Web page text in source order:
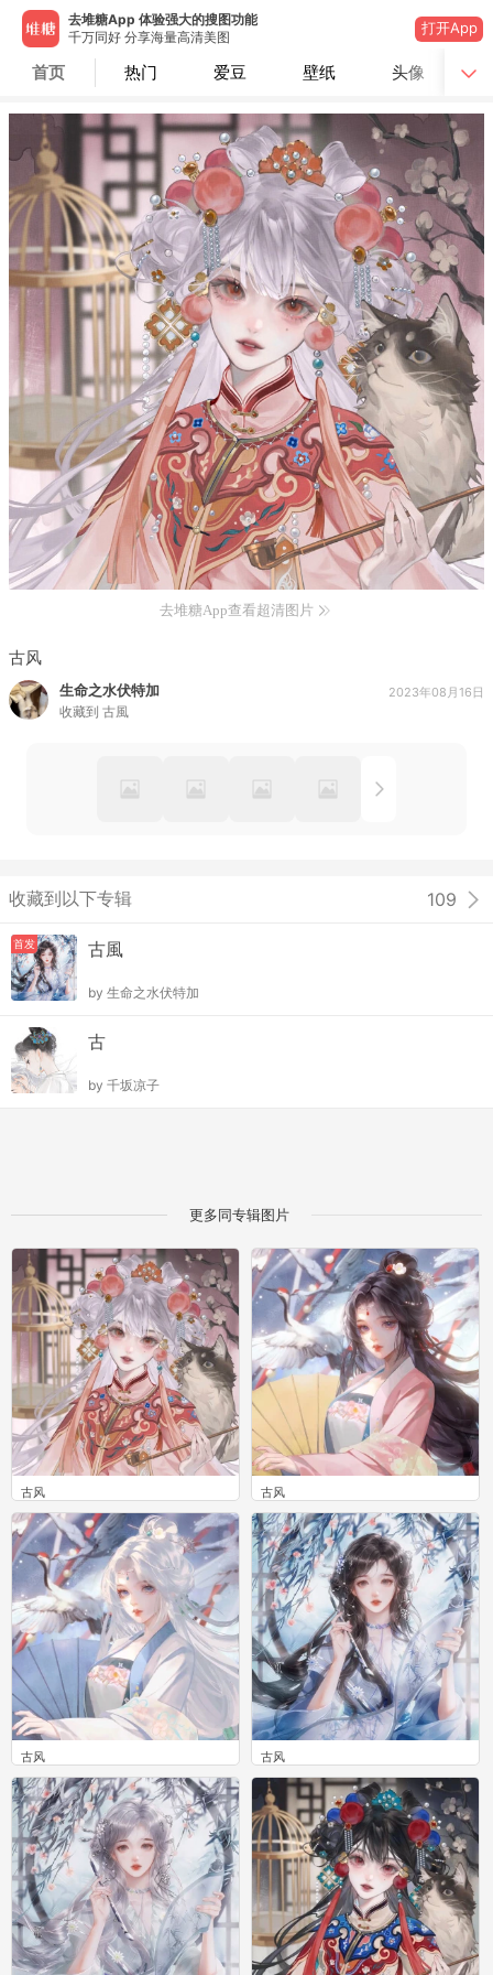
去堆糖App 体验强大的搜图功能
千万同好 分享海量高清美图
打开App
首页 热门 爱豆 壁纸 头像
去堆糖App查看超清图片
古风
生命之水伏特加
收藏到 古風
2023年08月16日
收藏到以下专辑 109
首发 古風
by 生命之水伏特加
古
by 千坂凉子
更多同专辑图片
古风
0
古风
0
古风
0
古风
0